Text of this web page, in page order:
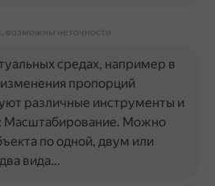
возможны неточности
средах, например в
пропорций
различные инструменты и
Масштабирование. Можно
по одной, двум или
вида…